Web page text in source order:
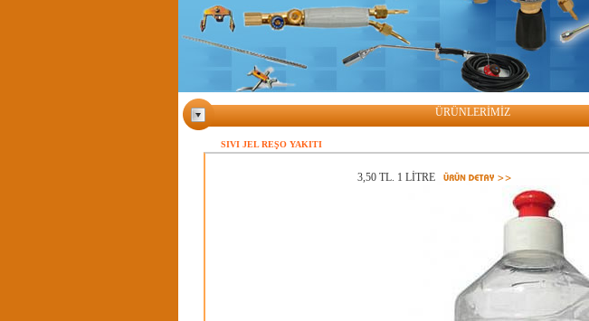
ÜRÜNLERİMİZ
SIVI JEL REŞO YAKITI
3,50 TL. 1 LİTRE